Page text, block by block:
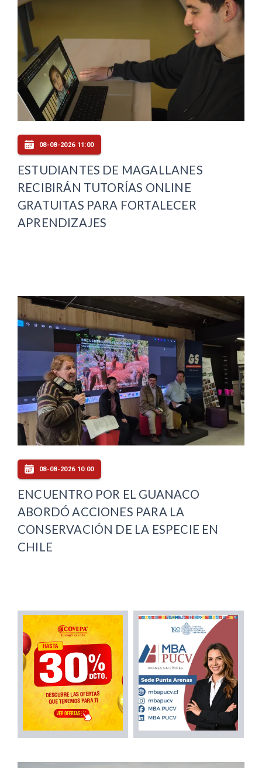
08-08-2026 11:00
ESTUDIANTES DE MAGALLANES
RECIBIRÁN TUTORÍAS ONLINE
GRATUITAS PARA FORTALECER
APRENDIZAJES
08-08-2026 10:00
ENCUENTRO POR EL GUANACO
ABORDÓ ACCIONES PARA LA
CONSERVACIÓN DE LA ESPECIE EN
CHILE